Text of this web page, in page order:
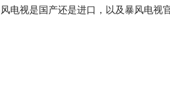
电视是国产还是进口，以及暴风电视